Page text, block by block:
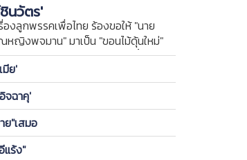
นวัตร'
องลูกพรรคเพื่อไทย ร้องขอให้ "นาย
ญิงพจมาน" มาเป็น "ขอนไม้ดุ้นใหม่"
-ลูกเขียดในพรรคได้เกาะ วันนี้ ขอคุย
มีย'
จฉาคุ'
ย"เสมอ
แร้ง"